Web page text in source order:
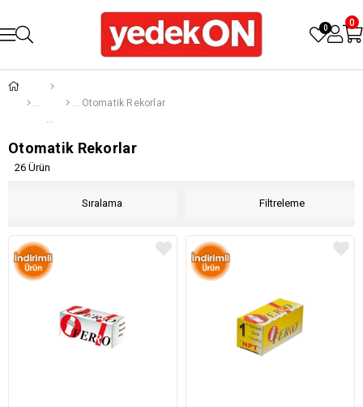
0 0
Otomatik Rekorlar
Otomatik Rekorlar
Filtreleme
Sıralama
26 Ürün